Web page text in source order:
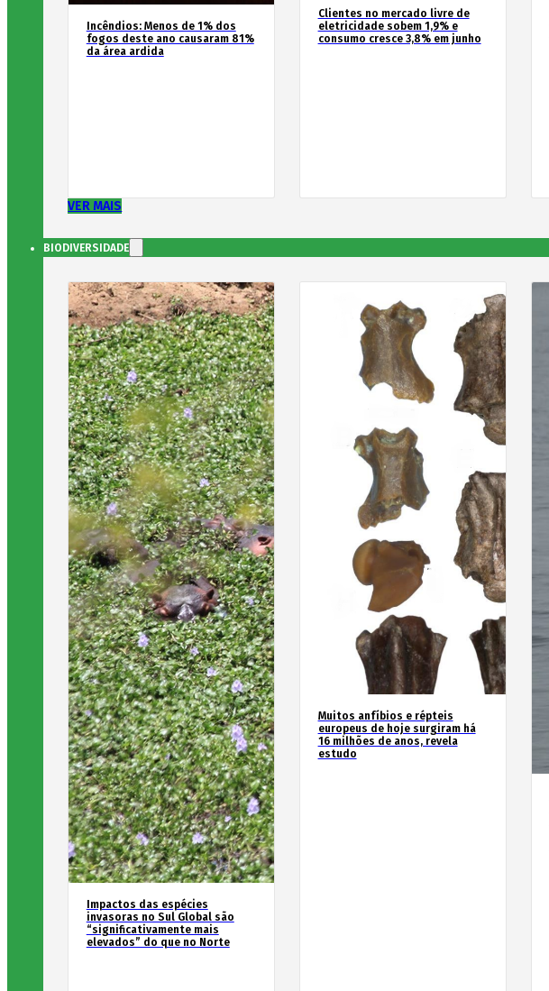
Incêndios: Menos de 1% dos
fogos deste ano causaram 81%
da área ardida
Clientes no mercado livre de
eletricidade sobem 1,9% e
consumo cresce 3,8% em junho
VER MAIS
BIODIVERSIDADE
Impactos das espécies
invasoras no Sul Global são
“significativamente mais
elevados” do que no Norte
Muitos anfíbios e répteis
europeus de hoje surgiram há
16 milhões de anos, revela
estudo